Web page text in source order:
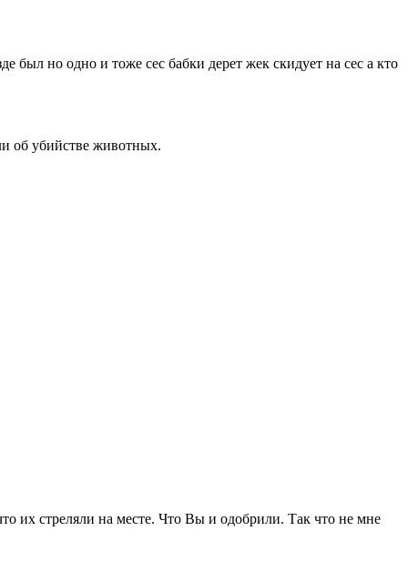
был но одно и тоже сес бабки дерет жек скидует на сес а кто
об убийстве животных.
их стреляли на месте. Что Вы и одобрили. Так что не мне